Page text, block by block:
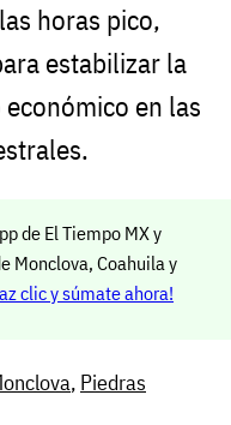
horas pico,
estabilizar la
en las
de El Tiempo MX y
Monclova, Coahuila y
clic y súmate ahora!
, Piedras